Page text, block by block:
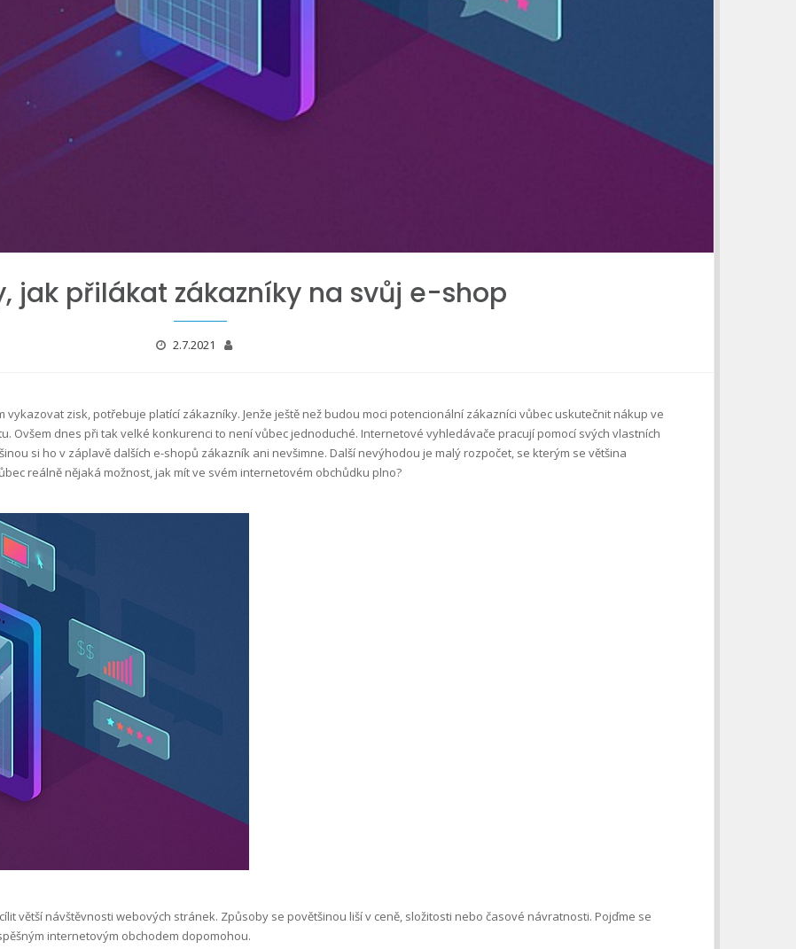
jak přilákat zákazníky na svůj e-shop
2.7.2021
zisk, potřebuje platící zákazníky. Jenže ještě než budou moci potencionální zákazníci vůbec uskutečnit nákup ve
Ovšem dnes při tak velké konkurenci to není vůbec jednoduché. Internetové vyhledávače pracují pomocí svých vlastních
si ho v záplavě dalších e-shopů zákazník ani nevšimne. Další nevýhodou je malý rozpočet, se kterým se většina
reálně nějaká možnost, jak mít ve svém internetovém obchůdku plno?
větší návštěvnosti webových stránek. Způsoby se povětšinou liší v ceně, složitosti nebo časové návratnosti. Pojďme se
internetovým obchodem dopomohou.